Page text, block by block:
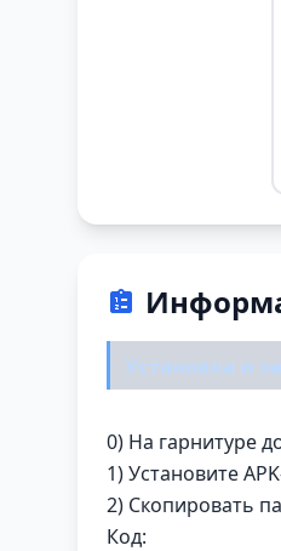
Установка и
0) На гарнитуре
1) Установите
2) Скопировать
Код: